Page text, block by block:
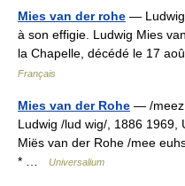
Mies van der rohe — Ludwig
à son effigie. Ludwig Mies
la Chapelle, décédé le 17
Français
Mies van der Rohe — /meez
Ludwig /lud wig/, 1886 1969,
Miës van der Rohe /mee
* …
Universalium